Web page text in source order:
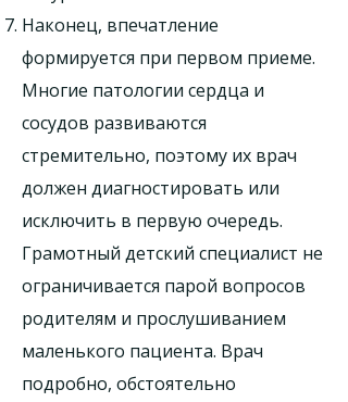
Наконец, впечатление
формируется при первом приеме.
Многие патологии сердца и
сосудов развиваются
стремительно, поэтому их врач
должен диагностировать или
исключить в первую очередь.
Грамотный детский специалист не
ограничивается парой вопросов
родителям и прослушиванием
маленького пациента. Врач
подробно, обстоятельно